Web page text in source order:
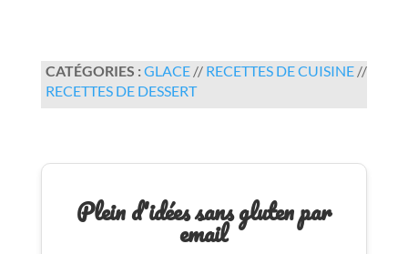
CATÉGORIES :GLACE// RECETTES DE CUISINE//
RECETTES DE DESSERT
Plein d'idées sans gluten par
email